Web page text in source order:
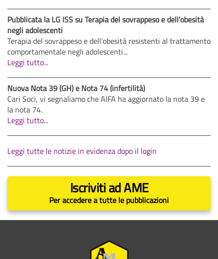
Pubblicata la LG ISS su Terapia del sovrappeso e dell’obesità
negli adolescenti
Terapia del sovrappeso e dell’obesità resistenti al trattamento
comportamentale negli adolescenti...
Leggi tutto...
Nuova Nota 39 (GH) e Nota 74 (infertilità)
Cari Soci, vi segnaliamo che AIFA ha aggiornato la nota 39 e
la nota 74.
Leggi tutto...
Leggi tutte le notizie in evidenza dopo il login
Iscriviti ad AME
Per accedere a tutte le pubblicazioni